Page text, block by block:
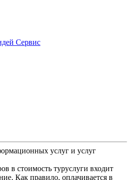
Сервис
услуг и услуг
в стоимость туруслуги входит
Как правило, оплачивается в